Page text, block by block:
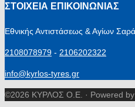
ΣΤΟΙΧΕΙΑ ΕΠΙΚΟΙΝΩΝΙΑΣ
Εθνικής Αντιστάσεως & Αγίων
2108078979 - 2106202322
info@kyrlos-tyres.gr
©2026 ΚΥΡΛΟΣ Ο.Ε. · Powered by